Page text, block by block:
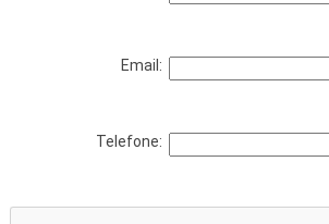
Email:
Telefone: